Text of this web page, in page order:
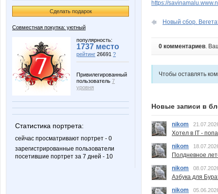
Сделать подарок
Совместная покупка: уютный
популярность:
1737 место
рейтинг 26691 ?
Привилегированный
пользователь 7
уровня
Статистика портрета:
сейчас просматривают портрет - 0
зарегистрированные пользователи
посетившие портрет за 7 дней - 10
https://
Новый сбор.
0 комментариев.
Чтобы оставлять
Новые записи в
nikom
Хотел в IT -
nikom
Полдневное
nikom
Азбука для
nikom